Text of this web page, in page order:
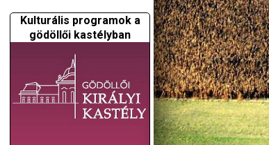
Kulturális programok a
gödöllői kastélyban